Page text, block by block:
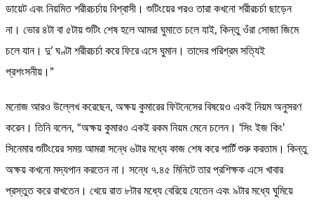
ডায়েট এবং নিয়মিত শরীরচর্চায় বিশ্বাসী। শুটিংয়ের পরও তারা কখনো শরীরচর্চা ছাড়েন
না। ভোর ৪টা বা ৫টায় শুটিং শেষ হলে আমরা ঘুমাতে চলে যাই, কিন্তু ওঁরা সোজা জিমে
চলে যান। দু’ ঘণ্টা শরীরচর্চা করে ফিরে এসে ঘুমান। তাদের পরিশ্রম সত্যিই
প্রশংসনীয়।”
মনোজ আরও উল্লেখ করেছেন, অক্ষয় কুমারের ফিটনেসের বিষয়েও একই নিয়ম অনুসরণ
করেন। তিনি বলেন, “অক্ষয় কুমারও একই রকম নিয়ম মেনে চলেন। ‘সিং ইজ কিং’
সিনেমার শুটিংয়ের সময় আমরা সন্ধে ৬টার মধ্যে কাজ শেষ করে পার্টি শুরু করতাম। কিন্তু
অক্ষয় কখনো মদ্যপান করতেন না। সন্ধে ৭.৪৫ মিনিটে তার প্রশিক্ষক এসে খাবার
প্রস্তুত করে রাখতেন। খেয়ে রাত ৮টার মধ্যে বেরিয়ে যেতেন এবং ৯টার মধ্যে ঘুমিয়ে